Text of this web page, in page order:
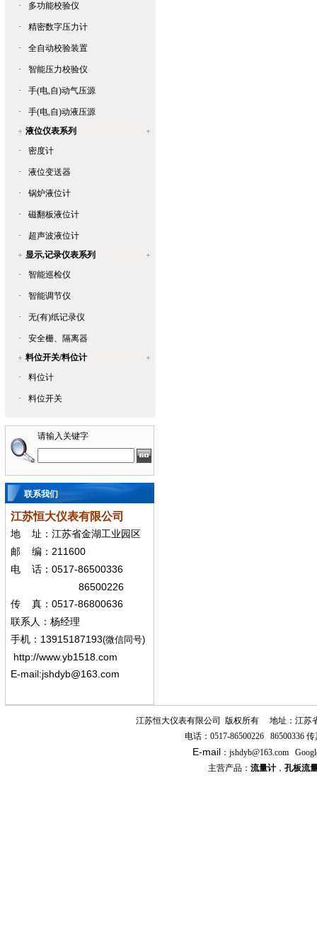
· 多功能校验仪
· 精密数字压力计
· 全自动校验装置
· 智能压力校验仪
· 手(电,自)动气压源
·
手(电,自)动液压源
液位仪表系列
·
密度计
· 液位变送器
· 锅炉液位计
· 磁翻板液位计
·
超声波液位计
显示,记录仪表系列
·
智能巡检仪
· 智能调节仪
· 无(有)纸记录仪
·
安全栅、隔离器
料位开关/料位计
·
料位计
· 料位开关
请输入关键字
联系我们
江苏恒大仪表有限公司
地
址：江苏省金湖工业园区
邮
编： 211600
电 话： 0517-86500336
86500226
传 真： 0517-86800636
联系人：杨经理
手机 ： 13915187193(微信同号)
http://www.yb1518.com
E-mail:jshdyb@163.com
江苏恒大仪表有限公司 版权所有
地址：江苏
电话： 0517-86500226 86500336 传
E-mail ： jshdyb@163.com
主营产品： 流量计， 孔板流